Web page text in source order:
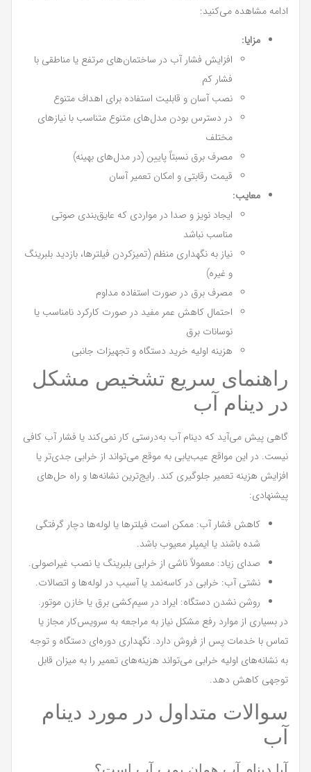
ادامه مشاهده می‌کنید:
مزایا:
افزایش فشار آب در ساختمان‌های مرتفع یا مناطقی با
فشار کم
نصب آسان و قابلیت استفاده برای اهداف متنوع
در دسترس بودن مدل‌های متنوع متناسب با نیازهای
مختلف
مصرف برق نسبتاً پایین (در مدل‌های بهینه)
قیمت رقابتی و امکان تعمیر آسان
معایب:
ایجاد نویز و صدا در مواردی که عایق‌بندی صوتی
مناسب نباشد
نیاز به نگهداری منظم (تمیزکردن فیلترها، بازدید بلبرینگ
و غیره)
مصرف برق در صورت استفاده مداوم
احتمال کاهش عمر مفید در صورت کارکرد نامناسب یا
نوسانات برق
هزینه اولیه خرید دستگاه و تجهیزات جانبی
راهنمای سریع تشخیص مشکل
در دینام آب
گاهی پیش می‌آید که دینام آب به‌درستی کار نمی‌کند یا فشار آب کافی
نیست. در این مواقع عیب‌یابی به موقع می‌تواند از خرابی جدی‌تر یا
افزایش هزینه تعمیر جلوگیری کند. رایج‌ترین نشانه‌ها و راه حل‌های
پیشنهادی:
کاهش فشار آب: ممکن است فیلترها یا لوله‌ها دچار گرفتگی
شده باشند یا ایمپلر معیوب باشد.
صدای زیاد: معمولاً ناشی از خرابی بلبرینگ یا نصب غیراصولی.
نشتی آب: خرابی در کاسه‌نمد یا آسیب در لوله‌ها و اتصالات.
روشن نشدن دستگاه: ایراد در سیم‌کشی برق یا خازن موتور.
در بسیاری از موارد رفع مشکل نیاز به مراجعه به سرویس‌کار مجاز یا
تماس با خدمات پس از فروش دارد. نگهداری دوره‌ای دستگاه و توجه
به نشانه‌های اولیه خرابی می‌تواند هزینه‌های تعمیر را به میزان قابل
توجهی کاهش دهد.
سوالات متداول در مورد دینام
آب